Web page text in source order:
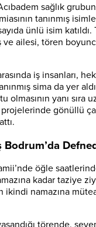
sağlık
tanınmış
ünlü isim
ve ailesi, tören
iş insanları,
sima da yer
olmasının yanı sıra
gönüllü
Bodrum’da
öğle
kadar taziye
ikindi namazına